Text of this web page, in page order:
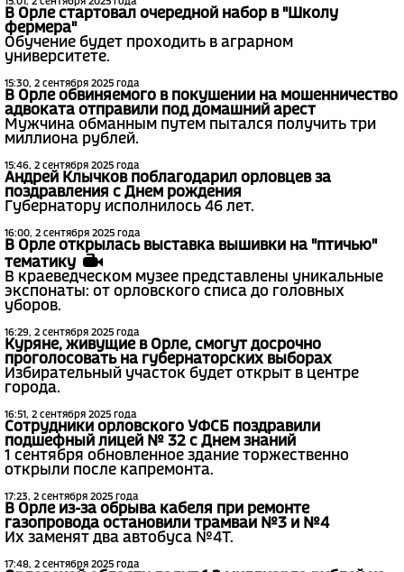
В Орле стартовал очередной набор в "Школу
фермера"
Обучение будет проходить в аграрном
университете.
15:30, 2 сентября 2025 года
В Орле обвиняемого в покушении на мошенничество
адвоката отправили под домашний арест
Мужчина обманным путем пытался получить три
миллиона рублей.
15:46, 2 сентября 2025 года
Андрей Клычков поблагодарил орловцев за
поздравления с Днем рождения
Губернатору исполнилось 46 лет.
16:00, 2 сентября 2025 года
В Орле открылась выставка вышивки на "птичью"
тематику
В краеведческом музее представлены уникальные
экспонаты: от орловского списа до головных
уборов.
16:29, 2 сентября 2025 года
Куряне, живущие в Орле, смогут досрочно
проголосовать на губернаторских выборах
Избирательный участок будет открыт в центре
города.
16:51, 2 сентября 2025 года
Сотрудники орловского УФСБ поздравили
подшефный лицей № 32 с Днем знаний
1 сентября обновленное здание торжественно
открыли после капремонта.
17:23, 2 сентября 2025 года
В Орле из-за обрыва кабеля при ремонте
газопровода остановили трамваи №3 и №4
Их заменят два автобуса №4Т.
17:48, 2 сентября 2025 года